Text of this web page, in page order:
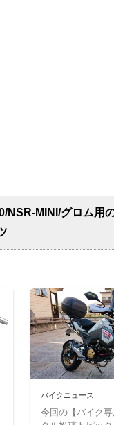
NSR-MINI/グロム
バイクニュース
今回の【バイク